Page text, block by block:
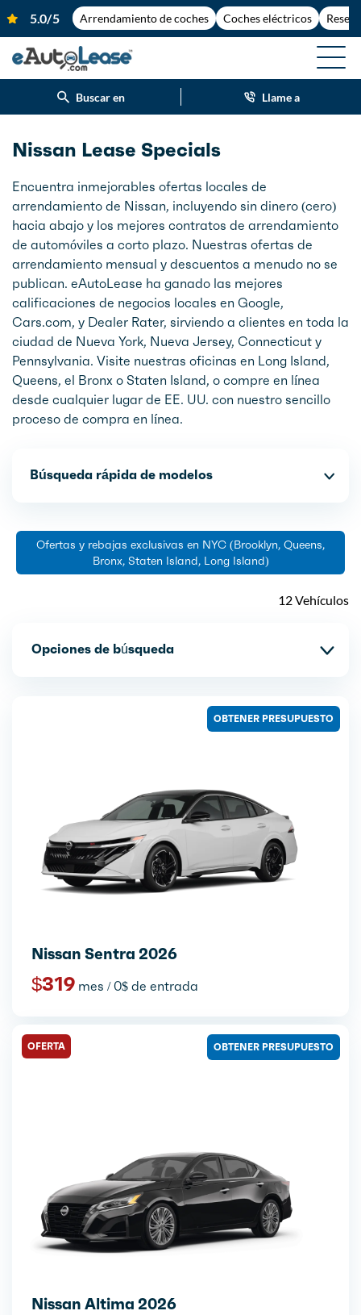
Arrendamiento de coches Coches eléctricos
Buscar en Llame a
Nissan Lease Specials
Encuentra inmejorables ofertas locales de
arrendamiento de Nissan, incluyendo sin dinero (cero)
hacia abajo y los mejores contratos de arrendamiento
de automóviles a corto plazo. Nuestras ofertas de
arrendamiento mensual y descuentos a menudo no se
publican. eAutoLease ha ganado las mejores
calificaciones de negocios locales en Google,
Cars.com, y Dealer Rater, sirviendo a clientes en toda la
ciudad de Nueva York, Nueva Jersey, Connecticut y
Pennsylvania. Visite nuestras oficinas en Long Island,
Queens, el Bronx o Staten Island, o compre en línea
desde cualquier lugar de EE. UU. con nuestro sencillo
proceso de compra en línea.
Búsqueda rápida de modelos
Ofertas y rebajas exclusivas en NYC (Brooklyn, Queens,
Bronx, Staten Island, Long Island)
12 Vehículos
Opciones de búsqueda
Nissan Sentra 2026
$319 mes / 0$ de entrada
OBTENER PRESUPUESTO
OFERTA
Nissan Altima 2026
OBTENER PRESUPUESTO